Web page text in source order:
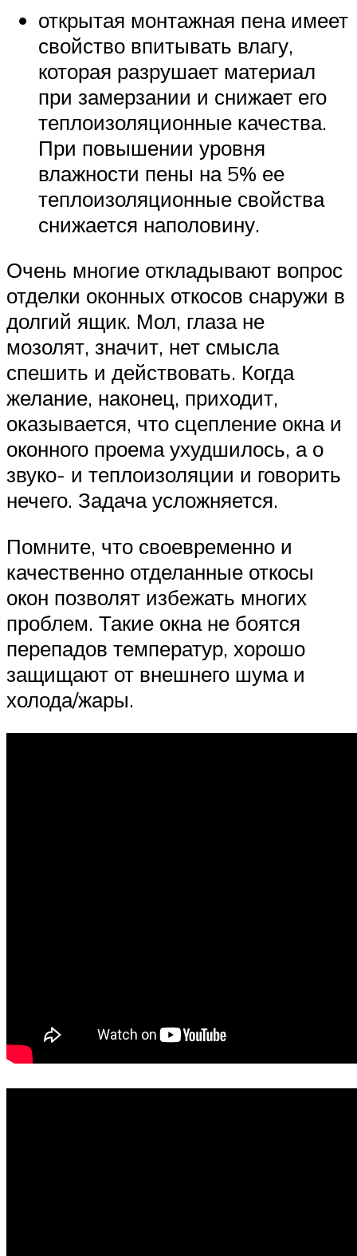
открытая монтажная пена имеет
свойство впитывать влагу,
которая разрушает материал
при замерзании и снижает его
теплоизоляционные качества.
При повышении уровня
влажности пены на 5% ее
теплоизоляционные свойства
снижается наполовину.
Очень многие откладывают вопрос
отделки оконных откосов снаружи в
долгий ящик. Мол, глаза не
мозолят, значит, нет смысла
спешить и действовать. Когда
желание, наконец, приходит,
оказывается, что сцепление окна и
оконного проема ухудшилось, а о
звуко- и теплоизоляции и говорить
нечего. Задача усложняется.
Помните, что своевременно и
качественно отделанные откосы
окон позволят избежать многих
проблем. Такие окна не боятся
перепадов температур, хорошо
защищают от внешнего шума и
холода/жары.